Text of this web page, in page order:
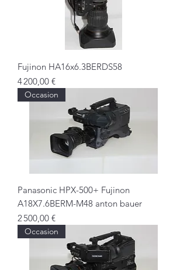
Fujinon HA16x6.3BERDS58
Prix
4 200,00 €
Occasion
Panasonic HPX-500+ Fujinon
A18X7.6BERM-M48 anton bauer
Prix
2 500,00 €
Occasion